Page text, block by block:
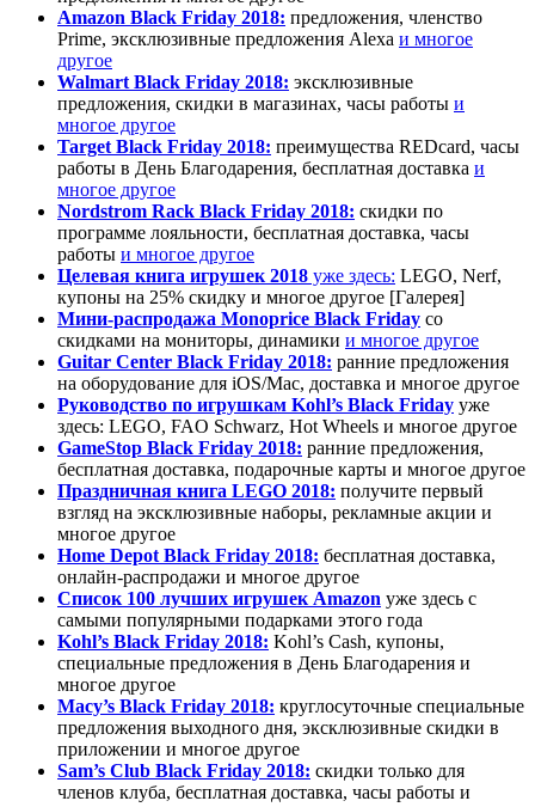
Amazon Black Friday 2018: предложения, членство
Prime, эксклюзивные предложения Alexa и многое
другое
Walmart Black Friday 2018: эксклюзивные
предложения, скидки в магазинах, часы работы и
многое другое
Target Black Friday 2018: преимущества REDcard, часы
работы в День Благодарения, бесплатная доставка и
многое другое
Nordstrom Rack Black Friday 2018: скидки по
программе лояльности, бесплатная доставка, часы
работы и многое другое
Целевая книга игрушек 2018 уже здесь: LEGO, Nerf,
купоны на 25% скидку и многое другое [Галерея]
Мини-распродажа Monoprice Black Friday со
скидками на мониторы, динамики и многое другое
Guitar Center Black Friday 2018: ранние предложения
на оборудование для iOS/Mac, доставка и многое другое
Руководство по игрушкам Kohl’s Black Friday уже
здесь: LEGO, FAO Schwarz, Hot Wheels и многое другое
GameStop Black Friday 2018: ранние предложения,
бесплатная доставка, подарочные карты и многое другое
Праздничная книга LEGO 2018: получите первый
взгляд на эксклюзивные наборы, рекламные акции и
многое другое
Home Depot Black Friday 2018: бесплатная доставка,
онлайн-распродажи и многое другое
Список 100 лучших игрушек Amazon уже здесь с
самыми популярными подарками этого года
Kohl’s Black Friday 2018: Kohl’s Cash, купоны,
специальные предложения в День Благодарения и
многое другое
Macy’s Black Friday 2018: круглосуточные специальные
предложения выходного дня, эксклюзивные скидки в
приложении и многое другое
Sam’s Club Black Friday 2018: скидки только для
членов клуба, бесплатная доставка, часы работы и